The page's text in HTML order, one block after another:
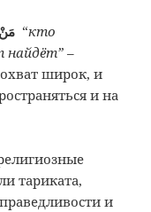
“кто
найдёт”–
широк, и
и на
тариката,
и